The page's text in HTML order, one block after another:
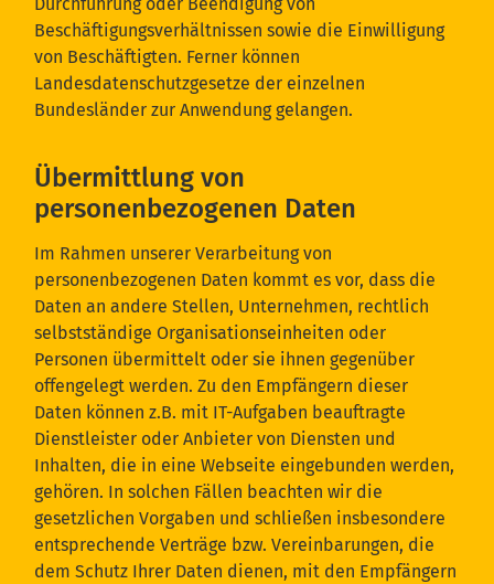
Beschäftigungsverhältnissen sowie die Einwilligung
von Beschäftigten. Ferner können
Landesdatenschutzgesetze der einzelnen
Bundesländer zur Anwendung gelangen.
Übermittlung von
personenbezogenen Daten
Im Rahmen unserer Verarbeitung von
personenbezogenen Daten kommt es vor, dass die
Daten an andere Stellen, Unternehmen, rechtlich
selbstständige Organisationseinheiten oder
Personen übermittelt oder sie ihnen gegenüber
offengelegt werden. Zu den Empfängern dieser
Daten können z.B. mit IT-Aufgaben beauftragte
Dienstleister oder Anbieter von Diensten und
Inhalten, die in eine Webseite eingebunden werden,
gehören. In solchen Fällen beachten wir die
gesetzlichen Vorgaben und schließen insbesondere
entsprechende Verträge bzw. Vereinbarungen, die
dem Schutz Ihrer Daten dienen, mit den Empfängern